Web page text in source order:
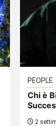
PEOPLE
Chi è
2